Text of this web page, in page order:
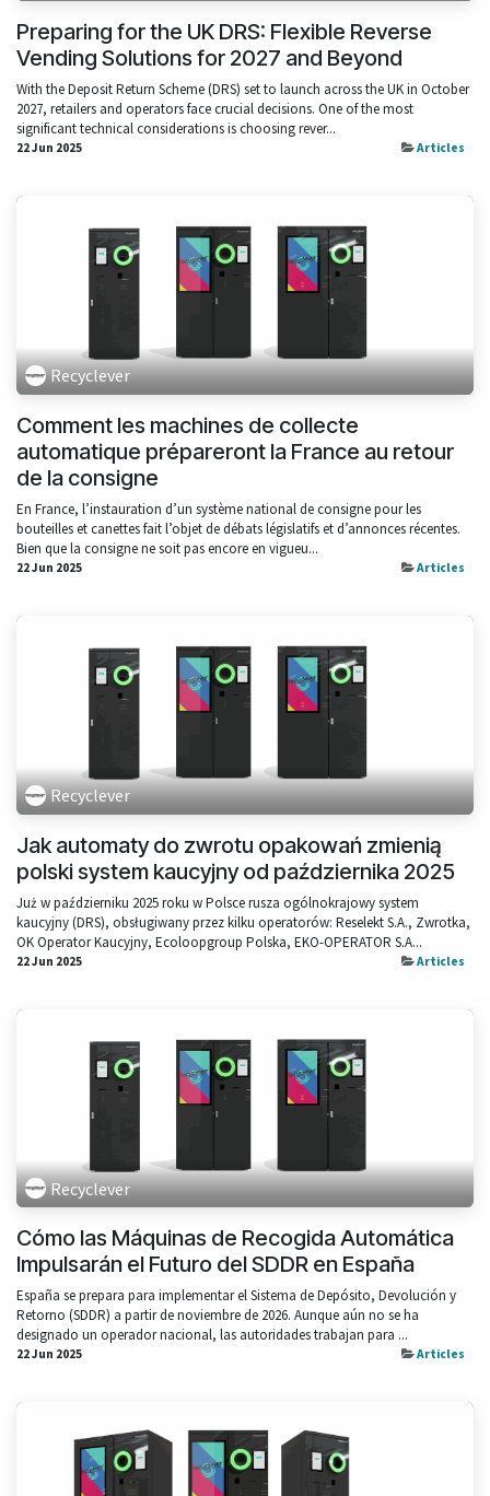
Preparing for the UK DRS: Flexible Reverse
Vending Solutions for 2027 and Beyond
With the Deposit Return Scheme (DRS) set to launch across the UK in October
2027, retailers and operators face crucial decisions. One of the most
significant technical considerations is choosing rever...
22 Jun 2025 Articles
Recyclever
Comment les machines de collecte
automatique prépareront la France au retour
de la consigne
En France, l’instauration d’un système national de consigne pour les
bouteilles et canettes fait l’objet de débats législatifs et d’annonces récentes.
Bien que la consigne ne soit pas encore en vigueu...
22 Jun 2025 Articles
Recyclever
Jak automaty do zwrotu opakowań zmienią
polski system kaucyjny od października 2025
Już w październiku 2025 roku w Polsce rusza ogólnokrajowy system
kaucyjny (DRS), obsługiwany przez kilku operatorów: Reselekt S.A., Zwrotka,
OK Operator Kaucyjny, Ecoloopgroup Polska, EKO-OPERATOR S.A...
22 Jun 2025 Articles
Recyclever
Cómo las Máquinas de Recogida Automática
Impulsarán el Futuro del SDDR en España
España se prepara para implementar el Sistema de Depósito, Devolución y
Retorno (SDDR) a partir de noviembre de 2026. Aunque aún no se ha
designado un operador nacional, las autoridades trabajan para ...
22 Jun 2025 Articles